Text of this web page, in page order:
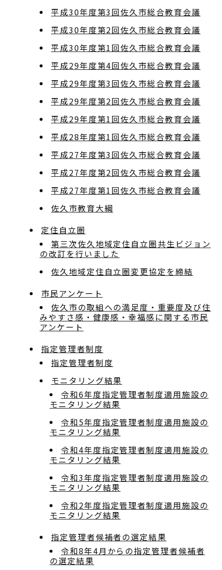
平成30年度第3回佐久市総合教育会議
平成30年度第2回佐久市総合教育会議
平成30年度第1回佐久市総合教育会議
平成29年度第4回佐久市総合教育会議
平成29年度第3回佐久市総合教育会議
平成29年度第2回佐久市総合教育会議
平成29年度第1回佐久市総合教育会議
平成28年度第1回佐久市総合教育会議
平成27年度第3回佐久市総合教育会議
平成27年度第2回佐久市総合教育会議
平成27年度第1回佐久市総合教育会議
佐久市教育大綱
定住自立圏
第三次佐久地域定住自立圏共生ビジョン
の改訂を行いました
佐久地域定住自立圏変更協定を締結
市民アンケート
佐久市の取組への満足度・重要度及び住
みやすさ感・健康感・幸福感に関する市民
アンケート
指定管理者制度
指定管理者制度
モニタリング結果
令和6年度指定管理者制度適用施設の
モニタリング結果
令和5年度指定管理者制度適用施設の
モニタリング結果
令和4年度指定管理者制度適用施設の
モニタリング結果
令和3年度指定管理者制度適用施設の
モニタリング結果
令和2年度指定管理者制度適用施設の
モニタリング結果
指定管理者候補者の選定結果
令和8年4月からの指定管理者候補者
の選定結果